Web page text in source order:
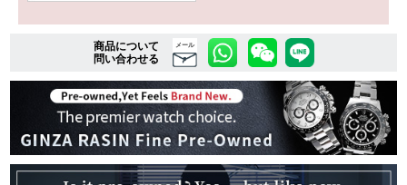
ご利用ガイド
GINZA RASINのプレミアムクオリティについて
商品について
問い合わせる
メール